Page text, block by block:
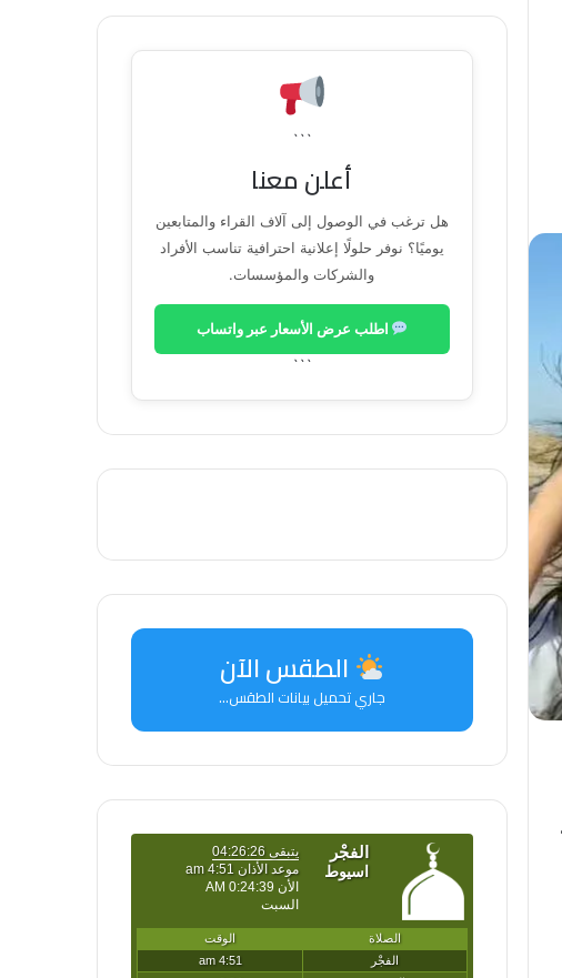
```
أعلن معنا
هل ترغب في الوصول إلى آلاف القراء والمتابعين
يوميًا؟ نوفر حلولًا إعلانية احترافية تناسب الأفراد
والشركات والمؤسسات.
اطلب عرض الأسعار عبر واتساب
```
الطقس الآن
جاري تحميل بيانات الطقس...